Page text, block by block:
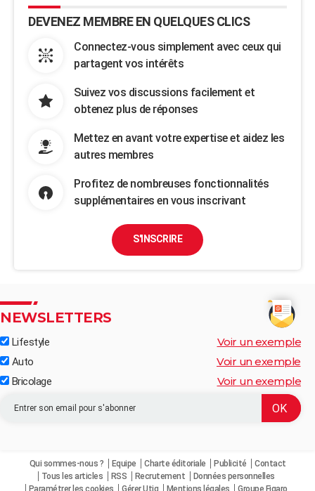
DEVENEZ MEMBRE EN QUELQUES CLICS
Connectez-vous simplement avec ceux qui
partagent vos intérêts
Suivez vos discussions facilement et
obtenez plus de réponses
Mettez en avant votre expertise et aidez les
autres membres
Profitez de nombreuses fonctionnalités
supplémentaires en vous inscrivant
S'INSCRIRE
NEWSLETTERS
Lifestyle Voir un exemple
Auto Voir un exemple
Bricolage Voir un exemple
Qui sommes-nous ? Equipe Charte éditoriale Publicité
Contact
Tous les articles
RSS Recrutement
Données personnelles
Paramétrer les cookies
Gérer Utiq Mentions légales Groupe Figaro